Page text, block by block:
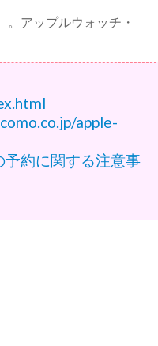
アップルウォッチ・
apple-
予約に関する注意事